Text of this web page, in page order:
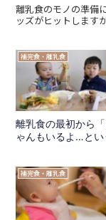
離乳食のモノの準備
ッズがヒットします
補完食・離乳食
離乳食の最初から
ゃんもいるよ…とい
補完食・離乳食